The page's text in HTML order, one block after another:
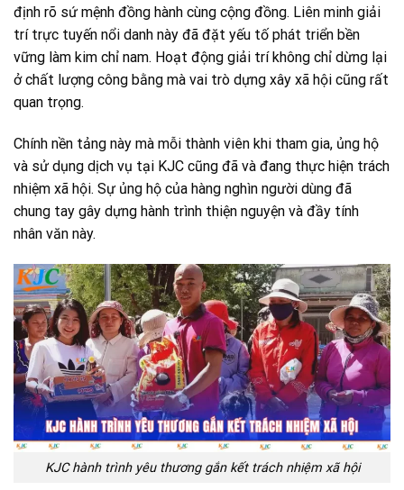
định rõ sứ mệnh đồng hành cùng cộng đồng. Liên minh giải
trí trực tuyến nổi danh này đã đặt yếu tố phát triển bền
vững làm kim chỉ nam. Hoạt động giải trí không chỉ dừng lại
ở chất lượng công bằng mà vai trò dựng xây xã hội cũng rất
quan trọng.
Chính nền tảng này mà mỗi thành viên khi tham gia, ủng hộ
và sử dụng dịch vụ tại KJC cũng đã và đang thực hiện trách
nhiệm xã hội. Sự ủng hộ của hàng nghìn người dùng đã
chung tay gây dựng hành trình thiện nguyện và đầy tính
nhân văn này.
KJC hành trình yêu thương gắn kết trách nhiệm xã hội